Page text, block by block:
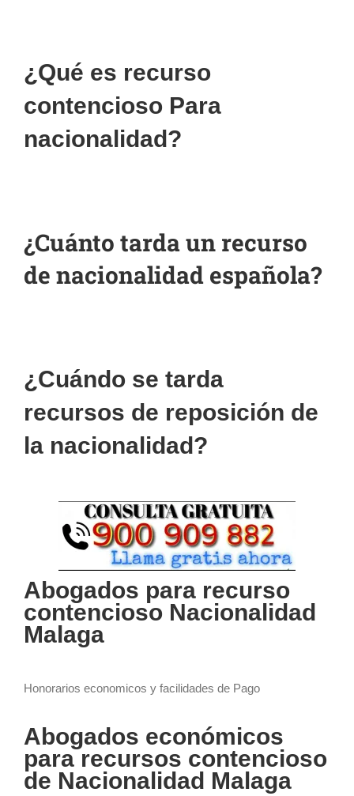
¿Qué es recurso
contencioso Para
nacionalidad?
¿Cuánto tarda un recurso
de nacionalidad española?
¿Cuándo se tarda
recursos de reposición de
la nacionalidad?
Abogados para recurso
contencioso Nacionalidad
Malaga
Honorarios economicos y facilidades de Pago
Abogados económicos
para recursos contencioso
de Nacionalidad Malaga